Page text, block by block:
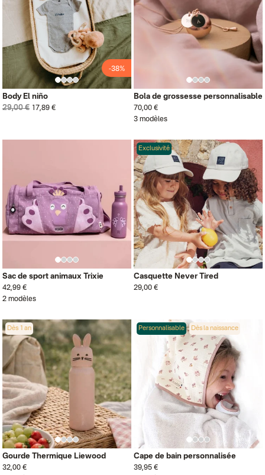
-38%
Body El niño
29,00 € 17,89 €
Bola de grossesse personnalisable
70,00 €
3 modèles
Sac de sport animaux Trixie
42,99 €
2 modèles
Exclusivité
Casquette Never Tired
29,00 €
Dès 1 an
Gourde Thermique Liewood
32,00 €
Dès la naissance
Personnalisable
Cape de bain personnalisée
39,95 €